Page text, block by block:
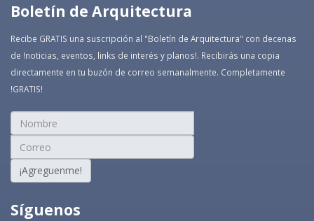
Boletín de Arquitectura
Recibe GRATIS una suscripción al "Boletín de Arquitectura" con decenas
de !noticias, eventos, links de interés y planos!. Recibirás una copia
directamente en tu buzón de correo semanalmente. Completamente
!GRATIS!
¡Agreguenme!
Síguenos